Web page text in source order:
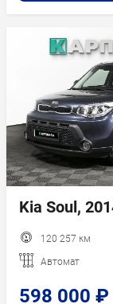
Kia Soul,
120 257 км
Автомат
598 000 ₽